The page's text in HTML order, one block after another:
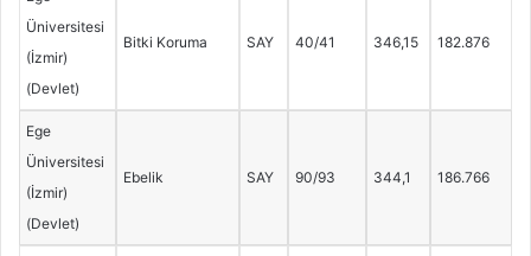
Üniversitesi
(İzmir)
(Devlet)
Bitki Koruma SAY 40/41 346,15 182.876
Ege
Üniversitesi
(İzmir)
(Devlet)
Ebelik SAY 90/93 344,1 186.766